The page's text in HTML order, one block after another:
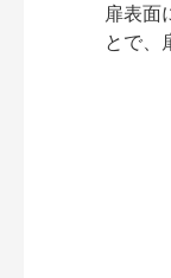
扉表面
とで、